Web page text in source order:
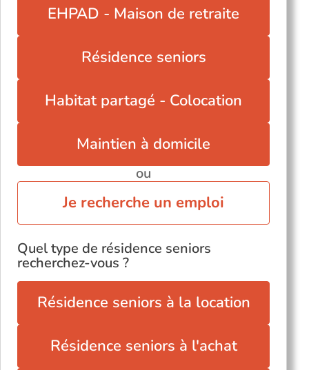
EHPAD - Maison de retraite
Résidence seniors
Habitat partagé - Colocation
Maintien à domicile
ou
Je recherche un emploi
Quel type de résidence seniors
recherchez-vous ?
Résidence seniors à la location
Résidence seniors à l'achat